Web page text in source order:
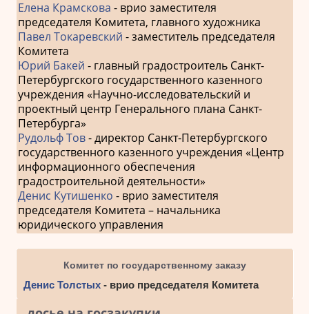
Елена Крамскова - врио заместителя
председателя Комитета, главного художника
Павел Токаревский - заместитель председателя
Комитета
Юрий Бакей - главный градостроитель Санкт-
Петербургского государственного казенного
учреждения «Научно-исследовательский и
проектный центр Генерального плана Санкт-
Петербурга»
Рудольф Тов- директор Санкт-Петербургского
государственного казенного учреждения «Центр
информационного обеспечения
градостроительной деятельности»
Денис Кутишенко - врио заместителя
председателя Комитета – начальника
юридического управления
Комитет по государственному заказу
Денис Толстых- врио председателя Комитета